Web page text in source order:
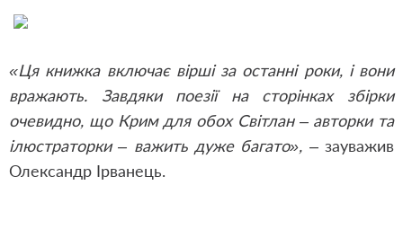
«Ця книжка включає вірші за останні роки, і вони
вражають. Завдяки поезії на сторінках збірки
очевидно, що Крим для обох Світлан – авторки та
ілюстраторки – важить дуже багато», – зауважив
Олександр Ірванець.